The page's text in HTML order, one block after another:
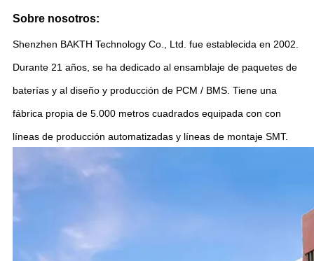
Sobre nosotros:
Shenzhen BAKTH Technology Co., Ltd. fue establecida en 2002.
Durante 21 años, se ha dedicado al ensamblaje de paquetes de
baterías y al diseño y producción de PCM / BMS. Tiene una
fábrica propia de 5.000 metros cuadrados equipada con con
líneas de producción automatizadas y líneas de montaje SMT.